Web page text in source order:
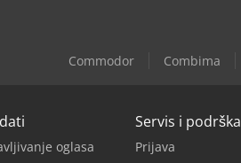
Commodor Combima
oglasa
Servis i podrška
Prijava